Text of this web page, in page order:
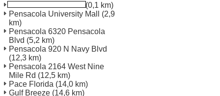
(0,1 km)
Pensacola University Mall
(2,9
km)
Pensacola 6320 Pensacola
Blvd (5,2 km)
Pensacola 920 N Navy Blvd
(12,3 km)
Pensacola 2164 West Nine
Mile Rd (12,5 km)
Pace Florida (14,0 km)
Gulf Breeze (14,6 km)